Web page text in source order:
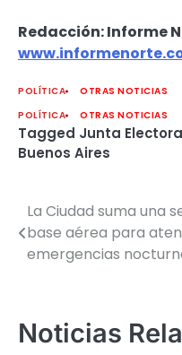
Redacción: Informe
POLÍTICA
OTRAS NOTICIAS
POLÍTICA
OTRAS NOTICIAS
Tagged Junta
Buenos Aires
Navegación
de
La Ciudad suma una
base aérea para
emergencias
Noticias